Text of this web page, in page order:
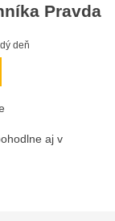
Pravda
deň
aj v